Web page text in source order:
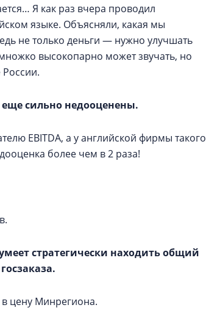
Я как раз вчера проводил
языке. Объясняли, какая мы
не только деньги — нужно улучшать
высокопарно может звучать, но
сильно недооценены.
EBITDA, а у английской фирмы такого
более чем в 2 раза!
стратегически находить общий
цену Минрегиона.